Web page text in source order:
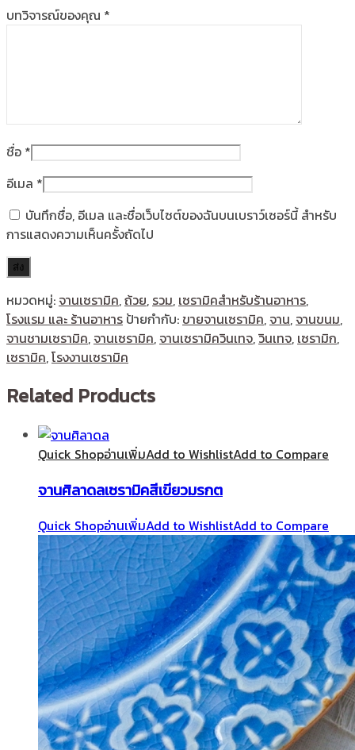
บทวิจารณ์ของคุณ *
ชื่อ *
อีเมล *
บันทึกชื่อ, อีเมล และชื่อเว็บไซต์ของฉันบนเบราว์เซอร์นี้ สำหรับ
การแสดงความเห็นครั้งถัดไป
หมวดหมู่:จานเซรามิค,ถ้วย, รวม, เซรามิคสำหรับร้านอาหาร,
โรงแรม และ ร้านอาหาร ป้ายกำกับ: ขายจานเซรามิค,จาน,จานขนม,
จานชามเซรามิค,จานเซรามิค,จานเซรามิควินเทจ,วินเทจ, เซรามิก,
เซรามิค,โรงงานเซรามิค
Related Products
Quick Shopอ่านเพิ่มAdd to WishlistAdd to Compare
จานศิลาดลเซรามิคสีเขียวมรกต
Quick Shopอ่านเพิ่มAdd to WishlistAdd to Compare